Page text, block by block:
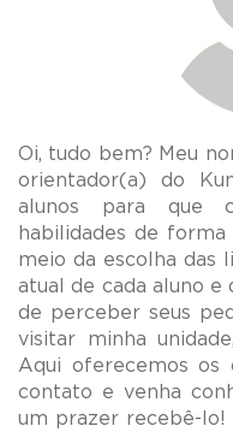
Oi, tudo bem? Meu
orientador(a) do
alunos para que
habilidades de
meio da escolha das
atual de cada aluno e
de perceber seus
visitar minha
Aqui oferecemos os
contato e venha
um prazer recebê-lo!